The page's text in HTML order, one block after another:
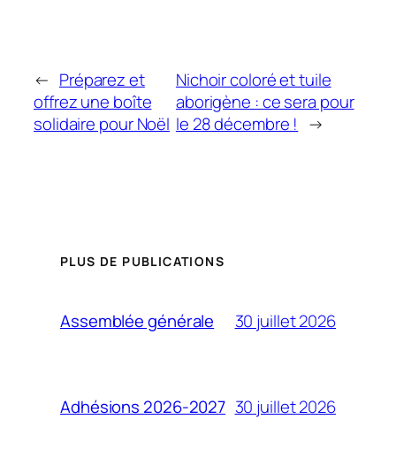
← Préparez et
offrez une boîte
solidaire pour Noël
Nichoir coloré et tuile
aborigène : ce sera pour
le 28 décembre ! →
PLUS DE PUBLICATIONS
Assemblée générale 30 juillet 2026
Adhésions 2026-2027 30 juillet 2026